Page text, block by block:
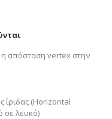
η απόσταση vertex στην
ίριδας (Horizontal
σε λευκό)